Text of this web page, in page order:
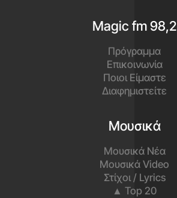
Magic fm 98,2
Πρόγραμμα
Επικοινωνία
Ποιοι Είμαστε
Διαφημιστείτε
Μουσικά
Μουσικά Νέα
Μουσικά Video
Στίχοι / Lyrics
▲ Top 20